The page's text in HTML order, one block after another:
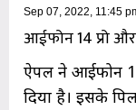
Sep 07, 2022, 11:45
आईफोन 14 प्रो
ऐपल ने आईफोन 14
दिया है। इसके